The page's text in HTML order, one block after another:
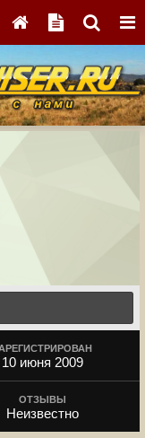
10 июня 2009
ОТЗЫВЫ
Неизвестно